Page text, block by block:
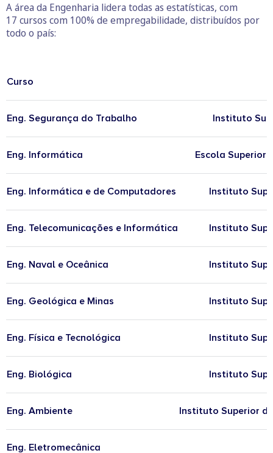
A área da Engenharia lidera todas as estatísticas, com
17 cursos com 100% de empregabilidade, distribuídos por
todo o país:
Curso
Eng. Segurança do Trabalho Instituto
Eng. Informática Escola Superior
Eng. Informática e de Computadores Instituto
Eng. Telecomunicações e Informática Instituto
Eng. Naval e Oceânica Instituto
Eng. Geológica e Minas Instituto
Eng. Física e Tecnológica Instituto
Eng. Biológica Instituto
Eng. Ambiente Instituto Superior
Eng. Eletromecânica